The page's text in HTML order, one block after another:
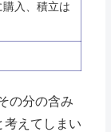
入、積立は
の分の含み
考えてしまい